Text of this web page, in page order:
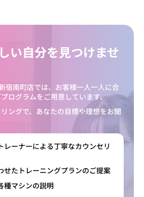
い自分を見つけませ
宿南町店では、お客様一人一人に合
ログラムをご用意しています。
ングで、あなたの目標や理想をお聞
レーナーによる丁寧なカウンセリ
せたトレーニングプランのご提案
種マシンの説明